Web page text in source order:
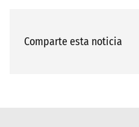
Comparte esta noticia